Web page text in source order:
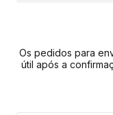
Os pedidos para
útil após a